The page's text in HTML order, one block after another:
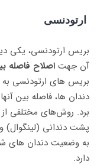
ارتودنسی
بریس ارتودنسی، یکی
آن جهت اصلاح فاصله
بریس های ارتودنسی به
دندان ها، فاصله بین
برد. روش‌های مختلفی از
پشت دندانی (لینگوال)
به وضعیت دندان
دارد.